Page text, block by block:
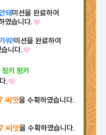
돼미션을 완료하여
였습니다.
워!미션을 완료하여
니다.
키 펑키
.
씨앗을 수확하였습니다.
씨앗을 수확하였습니다.